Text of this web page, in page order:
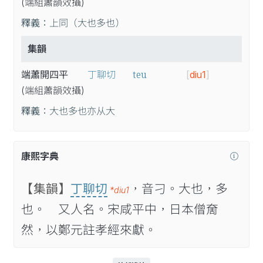
(端組蕭韻效攝)
釋義： 上同（大也多也）
集韻
端蕭開四平
(端組蕭韻效攝)
丁聊切 teu [diu1]
釋義： 大也多也亦从大
康熙字典
【集韻】 丁聊切 *diu1 ，音刁。大也，多
也。 又人名。宋咸平中，日本僧奝
然，以鄭元註孝經來獻。